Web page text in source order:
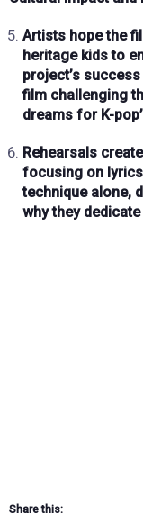
Artists hope the
heritage kidsto
project’s
film challenging
dreams for K-
Rehearsals
focusing on
technique alone,
why they
Share this: